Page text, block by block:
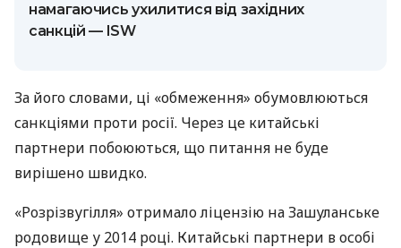
намагаючись ухилитися від західних
санкцій — ISW
За його словами, ці «обмеження» обумовлюються
санкціями проти росії. Через це китайські
партнери побоюються, що питання не буде
вирішено швидко.
«Розрізвугілля» отримало ліцензію на Зашуланське
родовище у 2014 році. Китайські партнери в особі